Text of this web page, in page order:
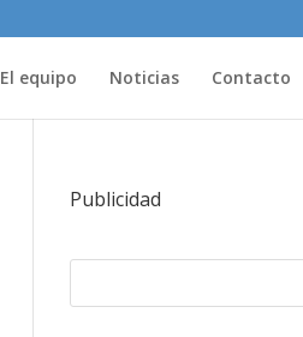
El equipo Noticias Contacto
Publicidad